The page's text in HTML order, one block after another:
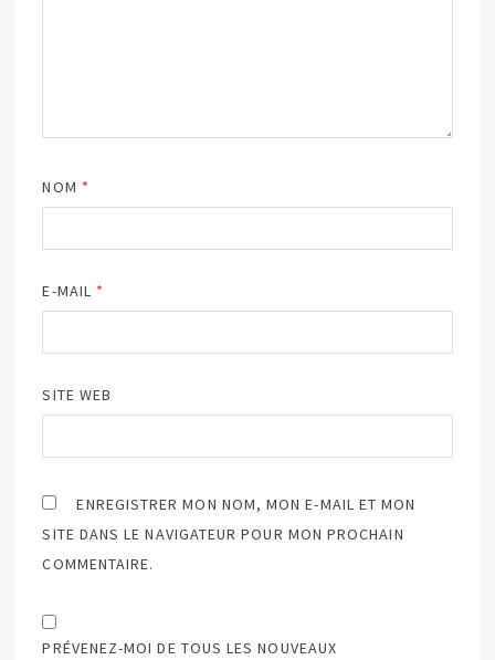
NOM *
E-MAIL *
SITE WEB
ENREGISTRER MON NOM, MON E-MAIL ET MON
SITE DANS LE NAVIGATEUR POUR MON PROCHAIN
COMMENTAIRE.
PRÉVENEZ-MOI DE TOUS LES NOUVEAUX